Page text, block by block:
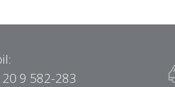
9 582-283